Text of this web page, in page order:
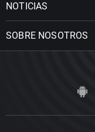
NOTICIAS
SOBRE NOSOTROS